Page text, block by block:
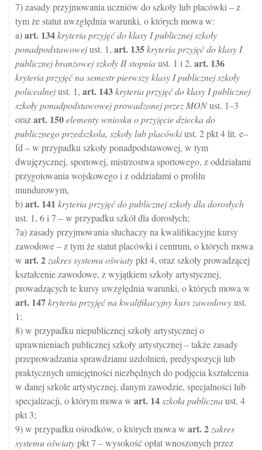
7) zasady przyjmowania uczniów do szkoły lub placówki – z
tym że statut uwzględnia warunki, o których mowa w:
a)art. 134kryteria przyjęć do klasy I publicznej szkoły
ponadpodstawowejust. 1, art. 135kryteria przyjęć do klasy I
publicznej branżowej szkoły II stopniaust. 1 i 2, art. 136
kryteria przyjęć na semestr pierwszy klasy I publicznej szkoły
policealnejust. 1, art. 143kryteria przyjęć do klasy I publicznej
szkoły ponadpodstawowej prowadzonej przez MONust. 1–3
orazart. 150elementy wniosku o przyjęcie dziecka do
publicznego przedszkola, szkoły lub placówkiust. 2 pkt 4 lit. e–
fd – w przypadku szkoły ponadpodstawowej, w tym
dwujęzycznej, sportowej, mistrzostwa sportowego, z oddziałami
przygotowania wojskowego i z oddziałami o profilu
mundurowym,
b)art. 141 kryteria przyjęć do publicznej szkoły dla dorosłych
ust. 1, 6 i 7 – w przypadku szkół dla dorosłych;
7a) zasady przyjmowania słuchaczy na kwalifikacyjne kursy
zawodowe – z tym że statut placówki i centrum, o których mowa
w art.2 zakres systemu oświatypkt 4, oraz szkoły prowadzącej
kształcenie zawodowe, z wyjątkiem szkoły artystycznej,
prowadzących te kursy uwzględnia warunki, o których mowa w
art. 147kryteria przyjęć na kwalifikacyjny kurs zawodowyust.
1;
8) w przypadku niepublicznej szkoły artystycznej o
uprawnieniach publicznej szkoły artystycznej – także zasady
przeprowadzania sprawdzianu uzdolnień, predyspozycji lub
praktycznych umiejętności niezbędnych do podjęcia kształcenia
w danej szkole artystycznej, danym zawodzie, specjalności lub
specjalizacji, o którym mowa w art. 14szkoła publicznaust. 4
pkt 3;
9) w przypadku ośrodków, o których mowa w art.2 zakres
systemu oświatypkt 7 – wysokość opłat wnoszonych przez